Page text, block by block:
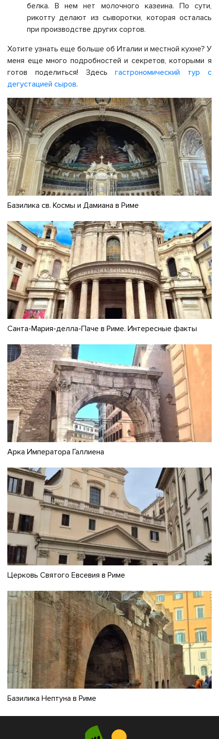
белка. В нем нет молочного казеина. По сути,
рикотту делают из сыворотки, которая осталась
при производстве других сортов.
Хотите узнать еще больше об Италии и местной кухне? У
меня еще много подробностей и секретов, которыми я
готов поделиться! Здесьгастрономический тур с
дегустацией сыров.
Базилика св. Космы и Дамиана в Риме
Санта-Мария-делла-Паче в Риме. Интересные факты
Арка Императора Галлиена
Церковь Святого Евсевия в Риме
Базилика Нептуна в Риме